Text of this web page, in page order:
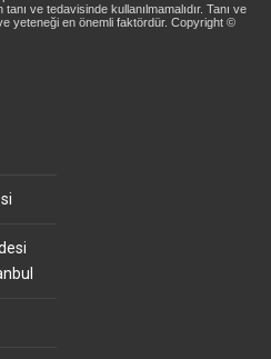
ve tedavisinde kullanılmamalıdır. Tanı ve
yeteneği en önemli faktördür. Copyright ©